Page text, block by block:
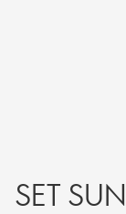
SET